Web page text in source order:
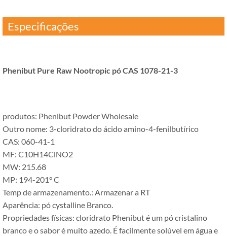
Especificações
Phenibut Pure Raw Nootropic pó CAS 1078-21-3
produtos: Phenibut Powder Wholesale
Outro nome: 3-cloridrato do ácido amino-4-fenilbutírico
CAS: 060-41-1
MF: C10H14ClNO2
MW: 215.68
MP: 194-201° C
Temp de armazenamento.: Armazenar a RT
Aparência: pó cystalline Branco.
Propriedades físicas: cloridrato Phenibut é um pó cristalino
branco e o sabor é muito azedo. É facilmente solúvel em água e